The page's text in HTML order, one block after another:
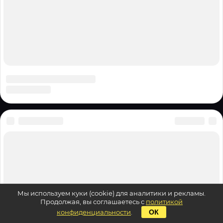
Мы используем куки (cookie) для аналитики и рекламы.
Продолжая, вы соглашаетесь с политикой
конфиденциальности
ОК